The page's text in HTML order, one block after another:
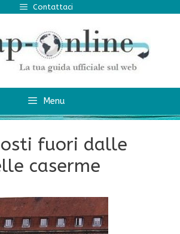
Contattaci
Menu
fuori dalle
caserme